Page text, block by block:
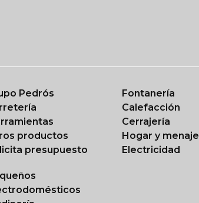
Pedrós
productos
presupuesto
Fontanería
Calefacción
Cerrajería
Hogar y menaje
Electricidad